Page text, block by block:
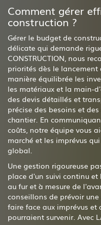
Comment gérer
construction ?
Gérer le budget de
délicate qui demande
CONSTRUCTION, nous
priorités dès le
manière équilibrée les
les matériaux et la main-
des devis détaillés et
précise des besoins et
chantier. En
coûts, notre équipe vous
marché et les imprévus
global.
Une gestion rigoureuse
place d'un suivi continu
au fur et à mesure de
conseillons de prévoir une
faire face aux imprévus et
pourraient survenir. Avec